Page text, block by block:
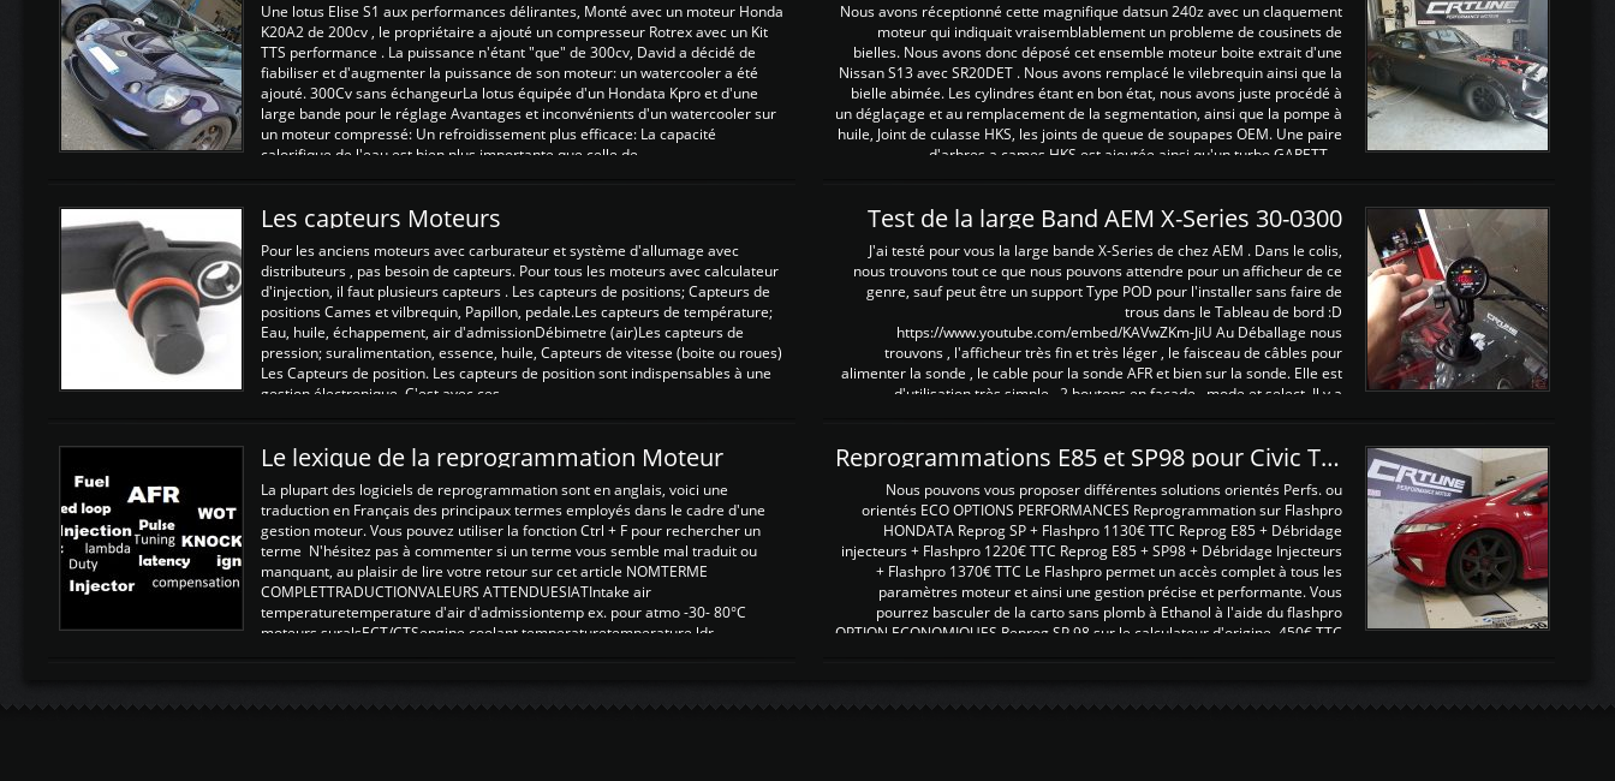
Une lotus Elise S1 aux performances délirantes, Monté avec un moteur Honda
K20A2 de 200cv , le propriétaire a ajouté un compresseur Rotrex avec un Kit
TTS performance . La puissance n'étant "que" de 300cv, David a décidé de
fiabiliser et d'augmenter la puissance de son moteur: un watercooler a été
ajouté. 300Cv sans échangeurLa lotus équipée d'un Hondata Kpro et d'une
large bande pour le réglage Avantages et inconvénients d'un watercooler sur
un moteur compressé: Un refroidissement plus efficace: La capacité
calorifique de l'eau est bien plus importante que celle de ...
Nous avons réceptionné cette magnifique datsun 240z avec un claquement
moteur qui indiquait vraisemblablement un probleme de cousinets de
bielles. Nous avons donc déposé cet ensemble moteur boite extrait d'une
Nissan S13 avec SR20DET . Nous avons remplacé le vilebrequin ainsi que la
bielle abimée. Les cylindres étant en bon état, nous avons juste procédé à
un déglaçage et au remplacement de la segmentation, ainsi que la pompe à
huile, Joint de culasse HKS, les joints de queue de soupapes OEM. Une paire
d'arbres a cames HKS est ajoutée ainsi qu'un turbo GARETT ...
Les capteurs Moteurs
Pour les anciens moteurs avec carburateur et système d'allumage avec
distributeurs , pas besoin de capteurs. Pour tous les moteurs avec calculateur
d'injection, il faut plusieurs capteurs . Les capteurs de positions; Capteurs de
positions Cames et vilbrequin, Papillon, pedale.Les capteurs de température;
Eau, huile, échappement, air d'admissionDébimetre (air)Les capteurs de
pression; suralimentation, essence, huile, Capteurs de vitesse (boite ou roues)
Les Capteurs de position. Les capteurs de position sont indispensables à une
gestion électronique. C'est avec ces ...
Test de la large Band AEM X-Series 30-0300
J'ai testé pour vous la large bande X-Series de chez AEM . Dans le colis,
nous trouvons tout ce que nous pouvons attendre pour un afficheur de ce
genre, sauf peut être un support Type POD pour l'installer sans faire de
trous dans le Tableau de bord :D
https://www.youtube.com/embed/KAVwZKm-JiU Au Déballage nous
trouvons , l'afficheur très fin et très léger , le faisceau de câbles pour
alimenter la sonde , le cable pour la sonde AFR et bien sur la sonde. Elle est
d'utilisation très simple , 2 boutons en façade , mode et select. Il y a
Le lexique de la reprogrammation Moteur
La plupart des logiciels de reprogrammation sont en anglais, voici une
traduction en Français des principaux termes employés dans le cadre d'une
gestion moteur. Vous pouvez utiliser la fonction Ctrl + F pour rechercher un
terme N'hésitez pas à commenter si un terme vous semble mal traduit ou
manquant, au plaisir de lire votre retour sur cet article NOMTERME
COMPLETTRADUCTIONVALEURS ATTENDUESIATIntake air
temperaturetemperature d'air d'admissiontemp ex. pour atmo -30- 80°C
moteurs suralsECT/CTSengine coolant temperaturetemperature ldr
Reprogrammations E85 et SP98 pour Civic Type R FN2
Nous pouvons vous proposer différentes solutions orientés Perfs. ou
orientés ECO OPTIONS PERFORMANCES Reprogrammation sur Flashpro
HONDATA Reprog SP + Flashpro 1130€ TTC Reprog E85 + Débridage
injecteurs + Flashpro 1220€ TTC Reprog E85 + SP98 + Débridage Injecteurs
+ Flashpro 1370€ TTC Le Flashpro permet un accès complet à tous les
paramètres moteur et ainsi une gestion précise et performante. Vous
pourrez basculer de la carto sans plomb à Ethanol à l'aide du flashpro
OPTION ECONOMIQUES Reprog SP 98 sur le calculateur d'origine 450€ TTC